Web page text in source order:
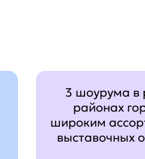
3 шоурума в
районах
широким
выставочных